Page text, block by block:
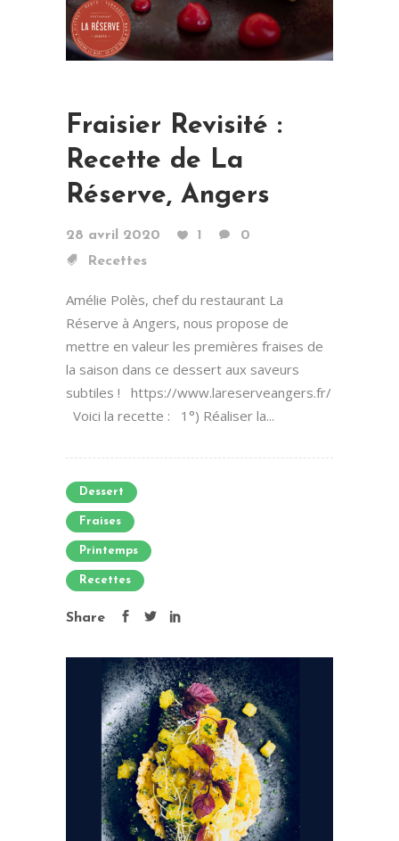
Fraisier Revisité :
Recette de La
Réserve, Angers
28 avril 2020 1
0
Recettes
Amélie Polès, chef du restaurant La
Réserve à Angers, nous propose de
mettre en valeur les premières fraises de
la saison dans ce dessert aux saveurs
subtiles ! https://www.lareserveangers.fr/
Voici la recette : 1°) Réaliser la...
Dessert
Fraises
Printemps
Recettes
Share